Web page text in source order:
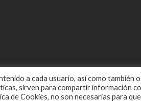
a cada usuario, así como también
sirven para compartir información
de Cookies, no son necesarias para